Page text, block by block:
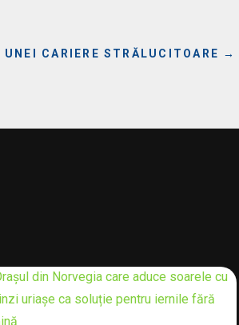
CARIERE STRĂLUCITOARE →